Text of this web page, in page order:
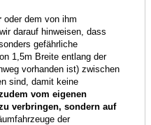
oder dem von ihm
darauf hinweisen, dass
gefährliche
1,5m Breite entlang der
vorhanden ist) zwischen
sind, damit keine
vom eigenen
verbringen, sondern auf
der